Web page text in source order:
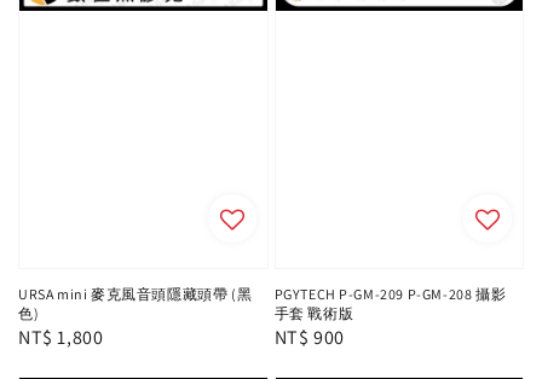
URSA mini 麥克風音頭隱藏頭帶 (黑
色)
Regular
NT$ 1,800
PGYTECH P-GM-209 P-GM-208 攝影
手套 戰術版
Regular
NT$ 900